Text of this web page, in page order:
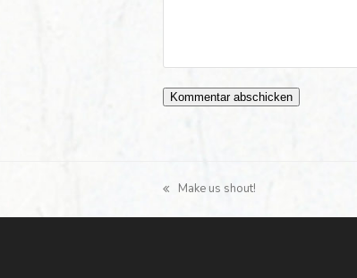
vorheriger
Beitrag:
Make us shout!